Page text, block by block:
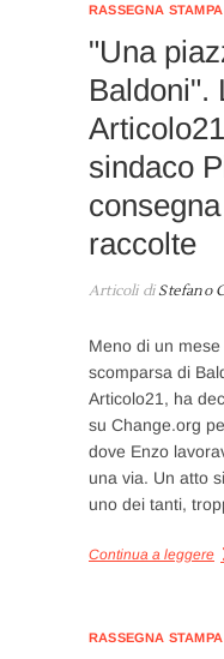
RASSEGNA STAMPA
"Una
Baldoni".
sindaco
raccolte
Articoli diStefano
Meno di un
scomparsa di
Articolo21, ha
su Change.org
dove Enzo
una via. Un atto
uno dei tanti,
Continua a leggere
RASSEGNA STAMPA